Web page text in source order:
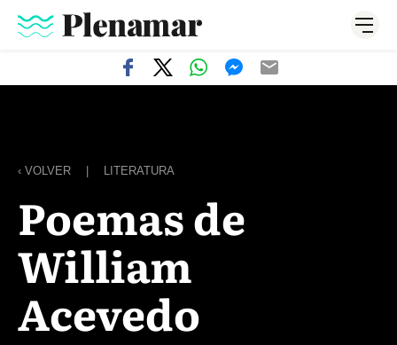
‹ VOLVER LITERATURA
Poemas de
William
Acevedo